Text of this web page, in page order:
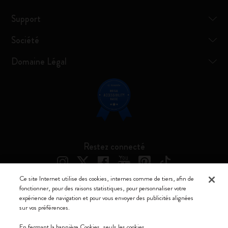
Support
Société
Domaine Légal
Restez connecté
Moleskine ® est une marque enregistrée de Moleskine Srl a socio unico
Ce site Internet utilise des cookies, internes comme de tiers, afin de
fonctionner, pour des raisons statistiques, pour personnaliser votre
expérience de navigation et pour vous envoyer des publicités alignées
sur vos préférences.